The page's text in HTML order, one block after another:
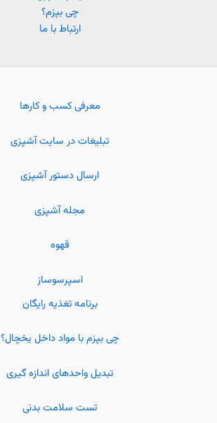
چی بپزم؟
ارتباط با ما
معرفی کسب و کارها
تبلیغات در سایت آشپزی
ارسال دستور آشپزی
مجله آشپزی
قهوه
اسپرسوساز
برنامه تغذیه رایگان
چی بپزم با مواد داخل یخچال؟
تبدیل واحدهای اندازه گیری
تست سلامت بدنی